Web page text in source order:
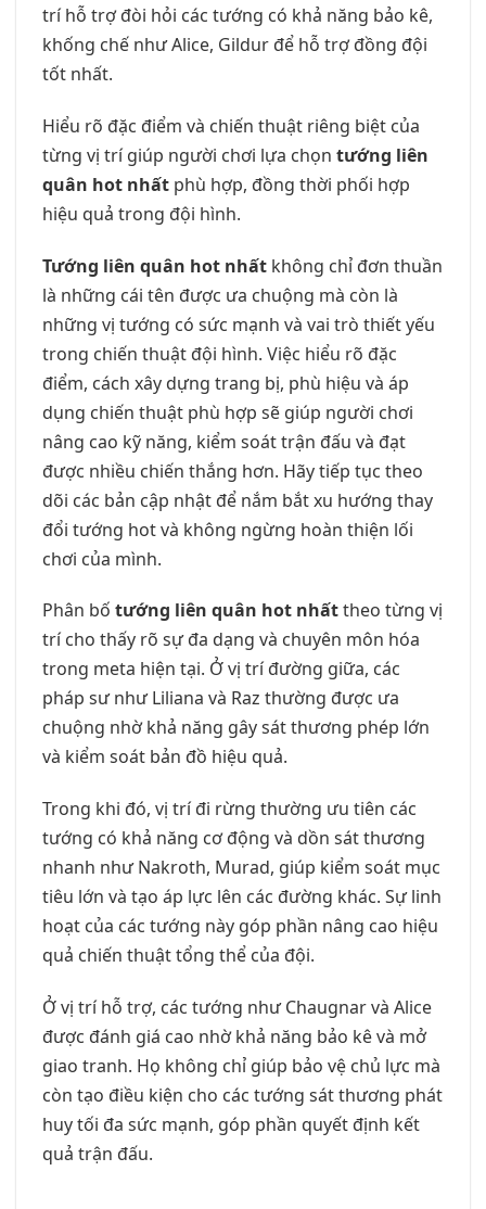
trí hỗ trợ đòi hỏi các tướng có khả năng bảo kê,
khống chế như Alice, Gildur để hỗ trợ đồng đội
tốt nhất.
Hiểu rõ đặc điểm và chiến thuật riêng biệt của
từng vị trí giúp người chơi lựa chọn tướng liên
quân hot nhất phù hợp, đồng thời phối hợp
hiệu quả trong đội hình.
Tướng liên quân hot nhất không chỉ đơn thuần
là những cái tên được ưa chuộng mà còn là
những vị tướng có sức mạnh và vai trò thiết yếu
trong chiến thuật đội hình. Việc hiểu rõ đặc
điểm, cách xây dựng trang bị, phù hiệu và áp
dụng chiến thuật phù hợp sẽ giúp người chơi
nâng cao kỹ năng, kiểm soát trận đấu và đạt
được nhiều chiến thắng hơn. Hãy tiếp tục theo
dõi các bản cập nhật để nắm bắt xu hướng thay
đổi tướng hot và không ngừng hoàn thiện lối
chơi của mình.
Phân bố tướng liên quân hot nhấttheo từng vị
trí cho thấy rõ sự đa dạng và chuyên môn hóa
trong meta hiện tại. Ở vị trí đường giữa, các
pháp sư như Liliana và Raz thường được ưa
chuộng nhờ khả năng gây sát thương phép lớn
và kiểm soát bản đồ hiệu quả.
Trong khi đó, vị trí đi rừng thường ưu tiên các
tướng có khả năng cơ động và dồn sát thương
nhanh như Nakroth, Murad, giúp kiểm soát mục
tiêu lớn và tạo áp lực lên các đường khác. Sự linh
hoạt của các tướng này góp phần nâng cao hiệu
quả chiến thuật tổng thể của đội.
Ở vị trí hỗ trợ, các tướng như Chaugnar và Alice
được đánh giá cao nhờ khả năng bảo kê và mở
giao tranh. Họ không chỉ giúp bảo vệ chủ lực mà
còn tạo điều kiện cho các tướng sát thương phát
huy tối đa sức mạnh, góp phần quyết định kết
quả trận đấu.